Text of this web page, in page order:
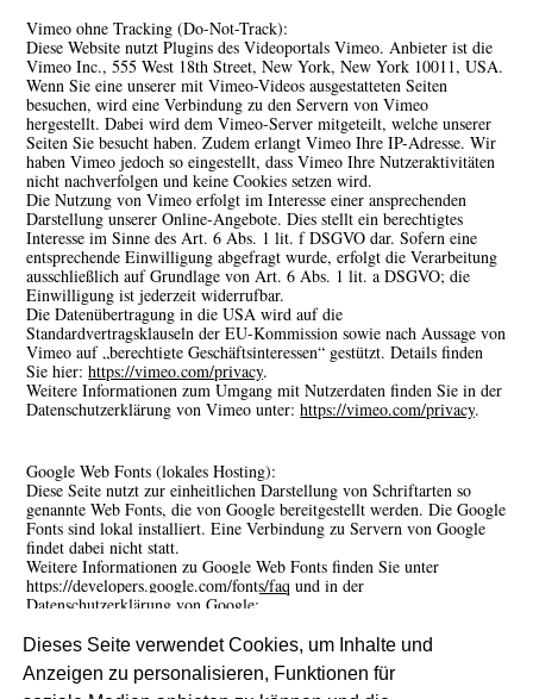
Vimeo ohne Tracking (Do-Not-Track):
Diese Website nutzt Plugins des Videoportals Vimeo. Anbieter ist die
Vimeo Inc., 555 West 18th Street, New York, New York 10011, USA.
Wenn Sie eine unserer mit Vimeo-Videos ausgestatteten Seiten
besuchen, wird eine Verbindung zu den Servern von Vimeo
hergestellt. Dabei wird dem Vimeo-Server mitgeteilt, welche unserer
Seiten Sie besucht haben. Zudem erlangt Vimeo Ihre IP-Adresse. Wir
haben Vimeo jedoch so eingestellt, dass Vimeo Ihre Nutzeraktivitäten
nicht nachverfolgen und keine Cookies setzen wird.
Die Nutzung von Vimeo erfolgt im Interesse einer ansprechenden
Darstellung unserer Online-Angebote. Dies stellt ein berechtigtes
Interesse im Sinne des Art. 6 Abs. 1 lit. f DSGVO dar. Sofern eine
entsprechende Einwilligung abgefragt wurde, erfolgt die Verarbeitung
ausschließlich auf Grundlage von Art. 6 Abs. 1 lit. a DSGVO; die
Einwilligung ist jederzeit widerrufbar.
Die Datenübertragung in die USA wird auf die
Standardvertragsklauseln der EU-Kommission sowie nach Aussage von
Vimeo auf „berechtigte Geschäftsinteressen“ gestützt. Details finden
Sie hier:https://vimeo.com/privacy.
Weitere Informationen zum Umgang mit Nutzerdaten finden Sie in der
Datenschutzerklärung von Vimeo unter:https://vimeo.com/privacy.
Google Web Fonts (lokales Hosting):
Diese Seite nutzt zur einheitlichen Darstellung von Schriftarten so
genannte Web Fonts, die von Google bereitgestellt werden. Die Google
Fonts sind lokal installiert. Eine Verbindung zu Servern von Google
findet dabei nicht statt.
Weitere Informationen zu Google Web Fonts finden Sie unter
https://developers.google.com/fonts/faq und in der
Datenschutzerklärung von Google:
Quelle:https://www.e-recht24.de
Dieses Seite verwendet Cookies, um Inhalte und
Anzeigen zu personalisieren, Funktionen für